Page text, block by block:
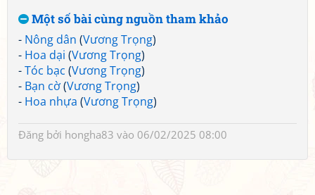
Một số bài cùng nguồn tham khảo
- Nông dân (Vương Trọng)
- Hoa dại (Vương Trọng)
-Tóc bạc (Vương Trọng)
- Bạn cờ(Vương Trọng)
- Hoa nhựa (Vương Trọng)
Đăng bởi hongha83 vào 06/02/2025 08:00